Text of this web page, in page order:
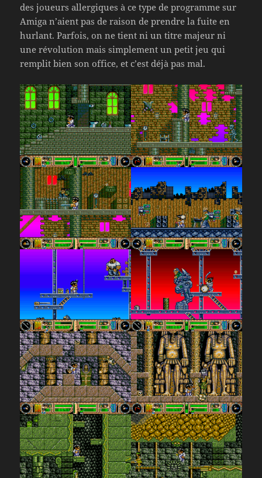
des joueurs allergiques à ce type de programme sur
Amiga n’aient pas de raison de prendre la fuite en
hurlant. Parfois, on ne tient ni un titre majeur ni
une révolution mais simplement un petit jeu qui
remplit bien son office, et c’est déjà pas mal.